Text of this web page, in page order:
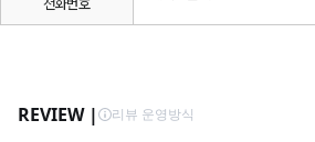
전화번호